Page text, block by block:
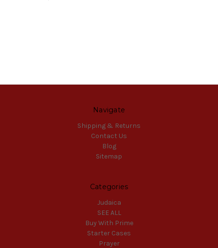
Navigate
Shipping & Returns
Contact Us
Blog
Sitemap
Categories
Judaica
SEE ALL
Buy With Prime
Starter Cases
Prayer